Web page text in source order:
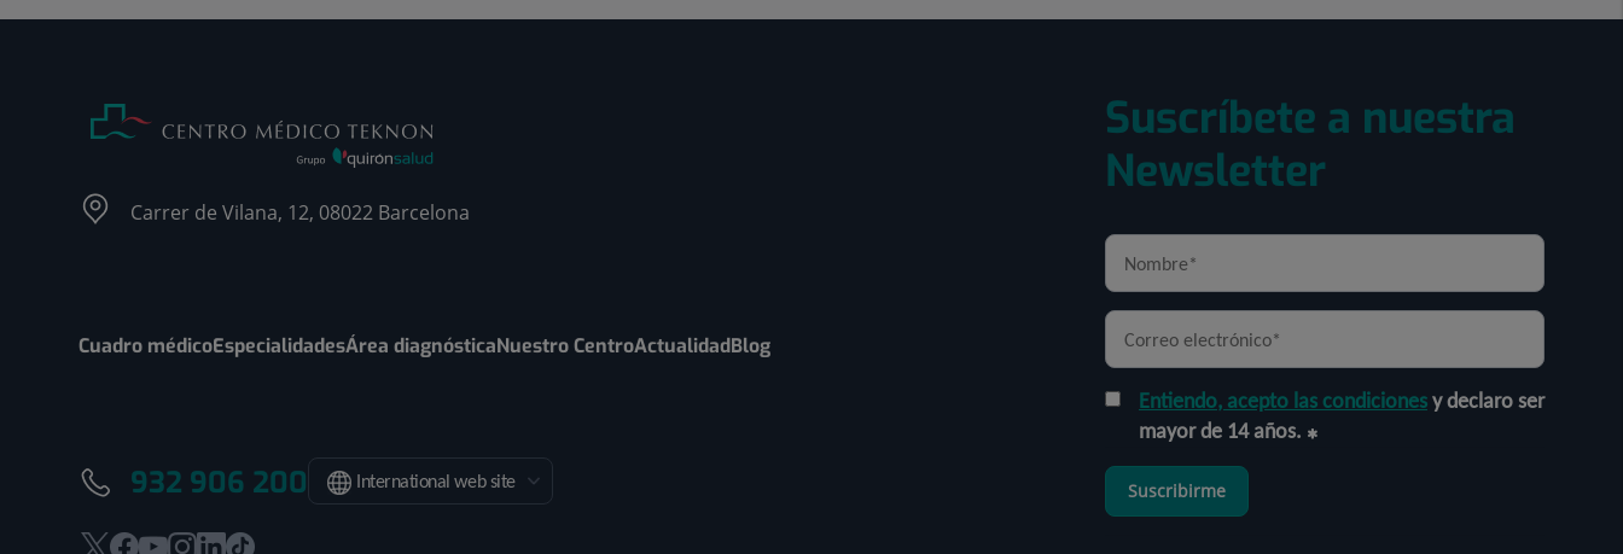
Carrer de Vilana, 12, 08022 Barcelona
Cuadro médicoEspecialidadesÁrea diagnósticaNuestro CentroActualidadBlog
932 906 200 International web site
Suscríbete a nuestra
Newsletter
Entiendo, acepto las condicionesy declaro ser
mayor de 14 años.
Suscribirme